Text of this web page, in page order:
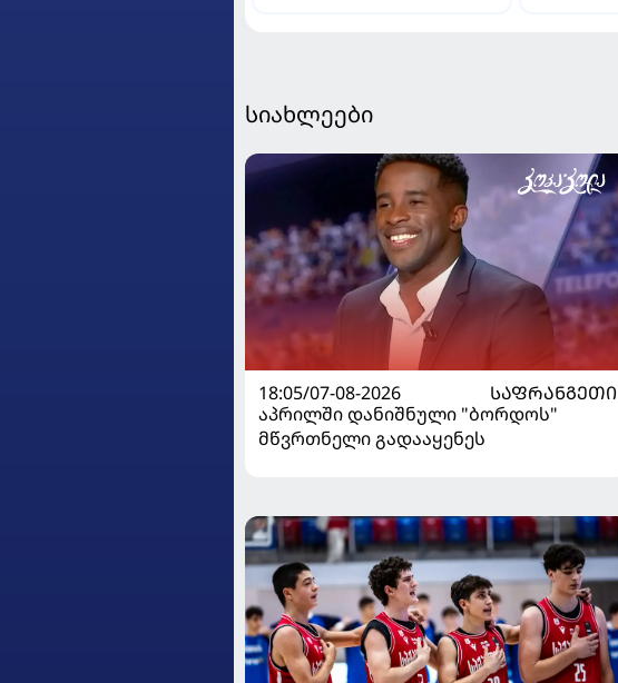
სიახლეები
18:05/07-08-2026
ᲡᲐᲤᲠᲐᲜᲒᲔᲗᲘ
აპრილში დანიშნული "ბორდოს"
მწვრთნელი გადააყენეს